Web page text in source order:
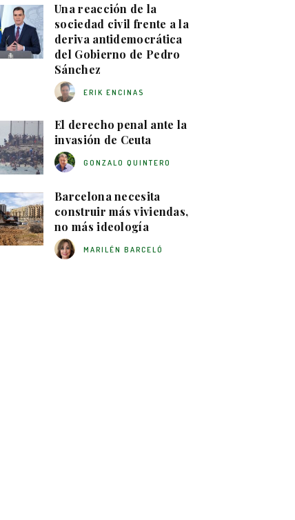
Una reacción de la
sociedad civil frente a la
deriva antidemocrática
del Gobierno de Pedro
Sánchez
ERIK ENCINAS
El derecho penal ante la
invasión de Ceuta
GONZALO QUINTERO
Barcelona necesita
construir más viviendas,
no más ideología
MARILÉN BARCELÓ